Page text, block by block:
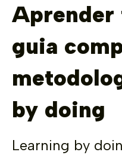
Aprender
guia
by doing
Learning by